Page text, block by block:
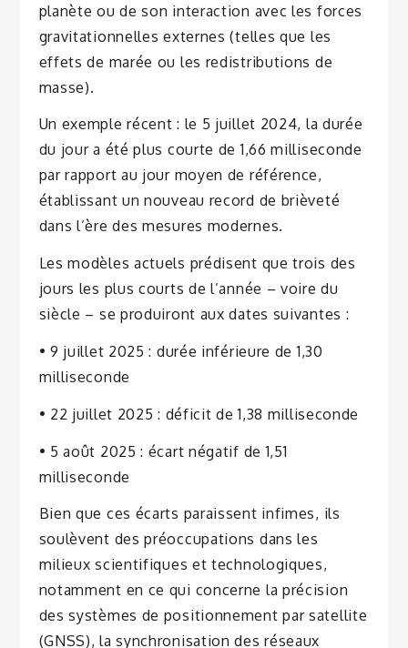
planète ou de son interaction avec les forces
gravitationnelles externes (telles que les
effets de marée ou les redistributions de
masse).
Un exemple récent : le 5 juillet 2024, la durée
du jour a été plus courte de 1,66 milliseconde
par rapport au jour moyen de référence,
établissant un nouveau record de brièveté
dans l’ère des mesures modernes.
Les modèles actuels prédisent que trois des
jours les plus courts de l’année – voire du
siècle – se produiront aux dates suivantes :
• 9 juillet 2025 : durée inférieure de 1,30
milliseconde
• 22 juillet 2025 : déficit de 1,38 milliseconde
• 5 août 2025 : écart négatif de 1,51
milliseconde
Bien que ces écarts paraissent infimes, ils
soulèvent des préoccupations dans les
milieux scientifiques et technologiques,
notamment en ce qui concerne la précision
des systèmes de positionnement par satellite
(GNSS), la synchronisation des réseaux